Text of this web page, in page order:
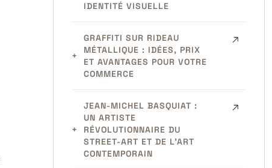
IDENTITÉ VISUELLE
GRAFFITI SUR RIDEAU
MÉTALLIQUE : IDÉES, PRIX
ET AVANTAGES POUR VOTRE
COMMERCE
JEAN-MICHEL BASQUIAT :
UN ARTISTE
RÉVOLUTIONNAIRE DU
STREET-ART ET DE L’ART
CONTEMPORAIN